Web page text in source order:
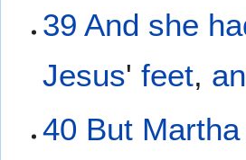
39 And she
Jesus'feet,
40 But Martha